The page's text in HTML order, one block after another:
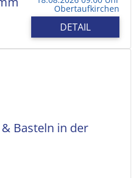
Obertaufkirchen
DETAIL
Basteln in der